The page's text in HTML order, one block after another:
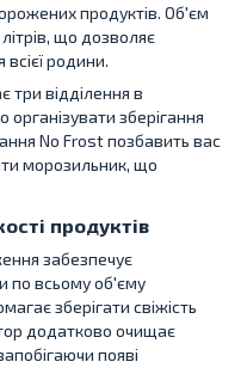
продуктів. Об'єм
що дозволяє
родини.
три відділення в
зберігання
No Frost позбавить вас
морозильник, що
продуктів
забезпечує
по всьому об'єму
зберігати свіжість
додатково очищає
появі